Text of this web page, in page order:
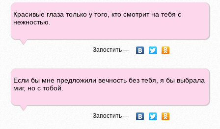
Красивые глаза только у того, кто смотрит на тебя с
нежностью.
Запостить —
Если бы мне предложили вечность без тебя, я бы выбралa
миг, но с тобой.
Запостить —